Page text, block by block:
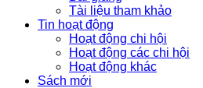
Tài liệu tham khảo
Tin hoạt động
Hoạt động chi hội
Hoạt động các chi hội
Hoạt động khác
Sách mới